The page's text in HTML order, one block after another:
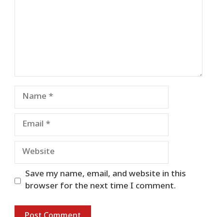
Name
Email
Website
Save my name, email, and website in this
browser for the next time I comment.